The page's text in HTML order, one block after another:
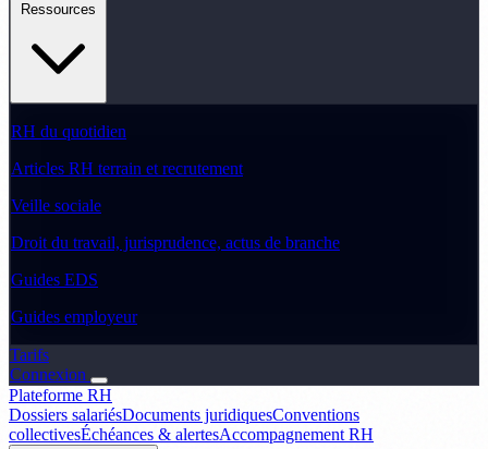
RH du quotidien
Articles RH terrain et recrutement
Veille sociale
Droit du travail, jurisprudence, actus de branche
Guides EDS
Guides employeur
Tarifs
Connexion
Plateforme RH
Dossiers salariésDocuments juridiquesConventions
collectivesÉchéances & alertesAccompagnement RH